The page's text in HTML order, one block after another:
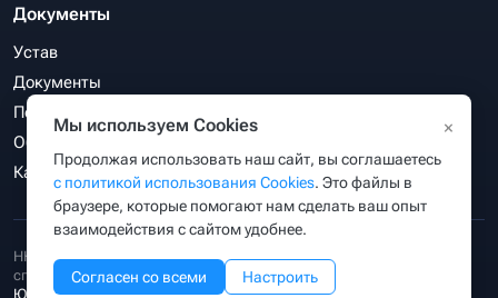
Документы
Устав
Документы
Политика конфиденциальности
Обработка персональных данных
Карта сайта
НКО «Ассоциация веб-разработчиков, директологов и СЕО-
специалистов «РунетЭксперт»
зарегистрирована Министерством
Юстиции РФ(уч. №3414063847) 18.02.2026 г. ОГРН 1263400001149
Мы используем Cookies
Продолжая использовать наш сайт, вы соглашаетесь
с политикой использования Cookies. Это файлы в
браузере, которые помогают нам сделать ваш опыт
взаимодействия с сайтом удобнее.
Согласен со всеми Настроить
×